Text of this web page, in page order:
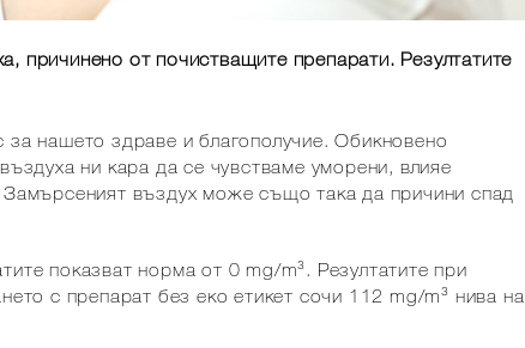
причинено от почистващите препарати. Резултатите
нашето здраве и благополучие. Обикновено
ни кара да се чувстваме уморени, влияе
въздух може също така да причини спад
показват норма от 0 mg/m³. Резултатите при
с препарат без еко етикет сочи 112 mg/m³ нива на